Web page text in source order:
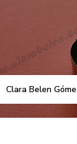
Clara Belen